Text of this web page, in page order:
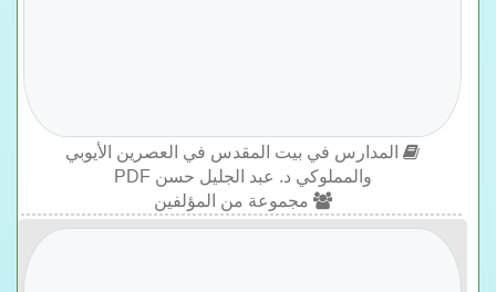
المدارس في بيت المقدس في العصرين الأيوبي
والمملوكي د. عبد الجليل حسن PDF
مجموعة من المؤلفين